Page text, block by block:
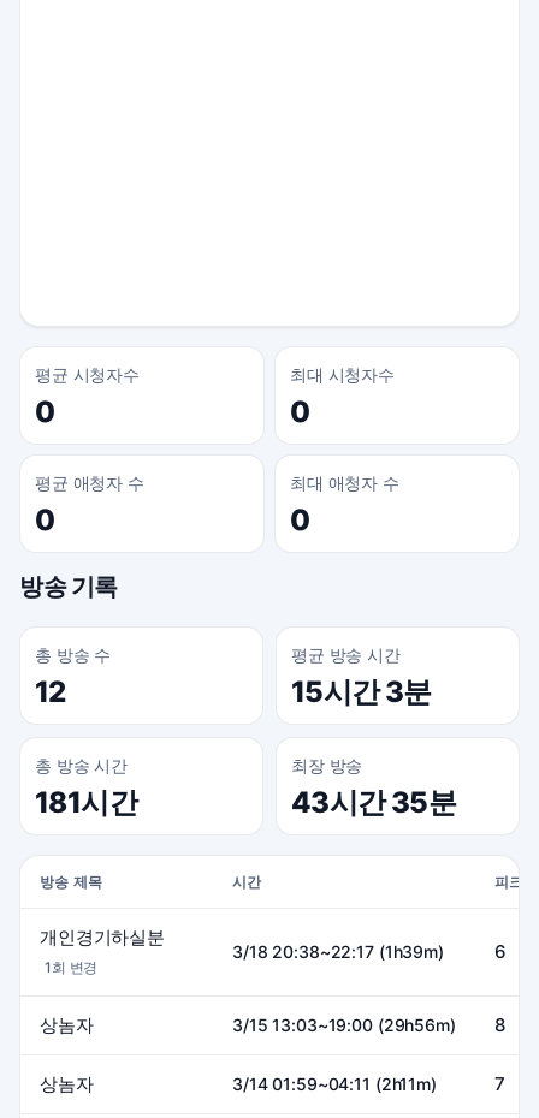
평균 시청자수
0
최대 시청자수
0
평균 애청자 수
0
최대 애청자 수
0
방송 기록
총 방송 수
12
평균 방송 시간
15시간 3분
총 방송 시간
181시간
최장 방송
43시간 35분
방송 제목 시간 피크
개인경기하실분
1회 변경
3/18 20:38~22:17 (1h39m) 6
상놈자 3/15 13:03~19:00 (29h56m) 8
상놈자 3/14 01:59~04:11 (2h11m) 7